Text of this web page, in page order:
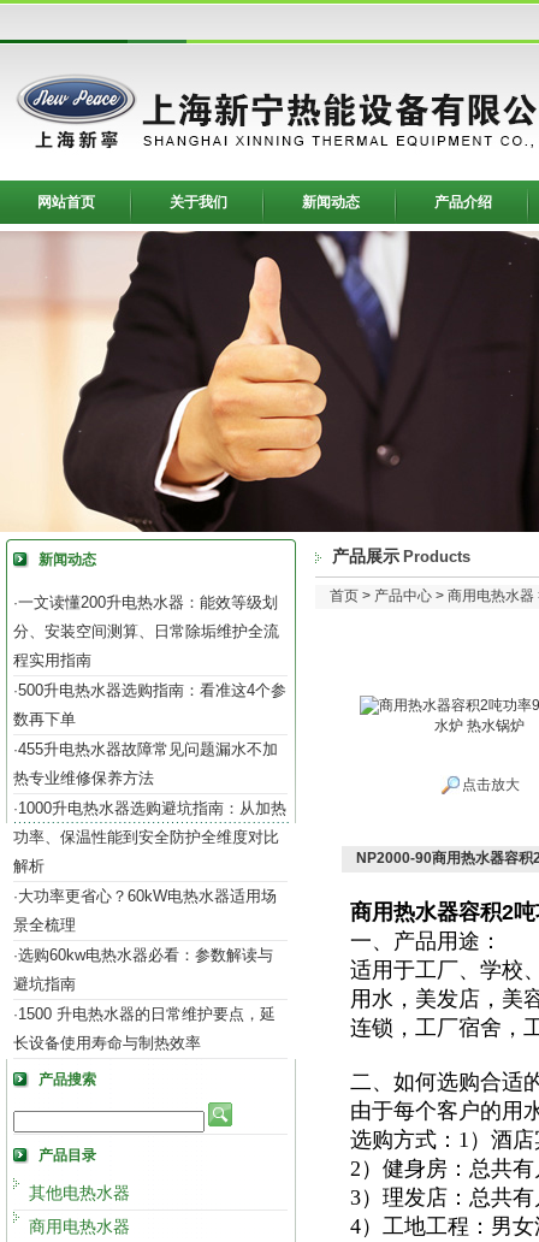
网站首页 关于我们 新闻动态 产品介绍
新闻动态
·一文读懂200升电热水器：能效等级划
分、安装空间测算、日常除垢维护全流
程实用指南
·500升电热水器选购指南：看准这4个参
数再下单
·455升电热水器故障常见问题漏水不加
热专业维修保养方法
·1000升电热水器选购避坑指南：从加热
功率、保温性能到安全防护全维度对比
解析
·大功率更省心？60kW电热水器适用场
景全梳理
·选购60kw电热水器必看：参数解读与
避坑指南
·1500 升电热水器的日常维护要点，延
长设备使用寿命与制热效率
产品搜索
产品目录
其他电热水器
商用电热水器
产品展示 Products
首页 > 产品中心 > 商用电热水器
点击放大
NP2000-90商用热水器容
商用热水器容积2
一、产品用途：
适用于工厂、学校
用水，美发店，美
连锁，工厂宿舍，
二、如何选购合适
由于每个客户的用
选购方式：1）酒
2）健身房：总共
3）理发店：总共
4）工地工程：男